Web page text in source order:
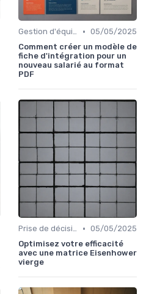
Gestion d'équipe • 05/05/2025
Comment créer un modèle de
fiche d'intégration pour un
nouveau salarié au format
PDF
Prise de décision • 05/05/2025
Optimisez votre efficacité
avec une matrice Eisenhower
vierge